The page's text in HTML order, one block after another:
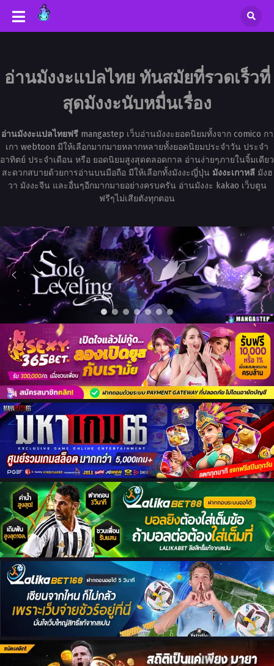
อ่านมังงะแปลไทย ทันสมัยที่รวดเร็วที่
สุดมังงะนับหมื่นเรื่อง
อ่านมังงะแปลไทยฟรีmangastep เว็บอ่านมังงะยอดนิยมทั้งจาก comico กา
เกา webtoon มีให้เลือกมากมายหลากหลายทั้งยอดนิยมประจำวัน ประจำ
อาทิตย์ ประจำเดือน หรือ ยอดนิยมสูงสุดตลอดกาล อ่านง่ายๆภายในจิ้มเดียว
สะดวกสบายด้วยการอ่านบนมือถือ มีให้เลือกทั้งมังงะญี่ปุ่น มังงะเกาหลีมังฮ
วา มังงะจีน และอื่นๆอีกมากมายอย่างครบครัน อ่านมังงะ kakao เว็บตูน
ฟรีๆไม่เสียตังทุกตอน